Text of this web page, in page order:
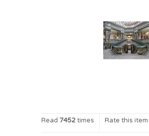
Read 7452times Rate this item